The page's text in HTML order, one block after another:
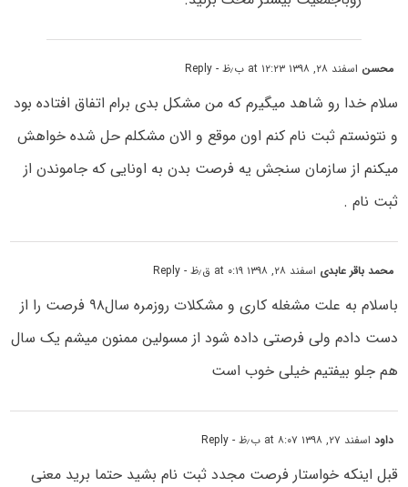
محسن اسفند ۲۸, ۱۳۹۸ at ۱۲:۲۳ ب٫ظ - Reply
سلام خدا رو شاهد میگیرم که من مشکل بدی برام اتفاق افتاده بود
و نتونستم ثبت نام کنم اون موقع و الان مشکلم حل شده خواهش
میکنم از سازمان سنجش یه فرصت بدن به اونایی که جاموندن از
ثبت نام .
محمد باقر عابدی اسفند ۲۸, ۱۳۹۸ at ۰:۱۹ ق٫ظ - Reply
باسلام به علت مشغله کاری و مشکلات روزمره سال۹۸ فرصت را از
دست دادم ولی فرصتی داده شود از مسولین ممنون میشم یک سال
هم جلو بیفتیم خیلی خوب است
داوداسفند ۲۷, ۱۳۹۸ at ۸:۰۷ ب٫ظ - Reply
قبل اینکه خواستار فرصت مجدد ثبت نام بشید حتما برید معنی